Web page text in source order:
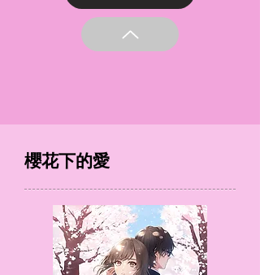
櫻花下的愛